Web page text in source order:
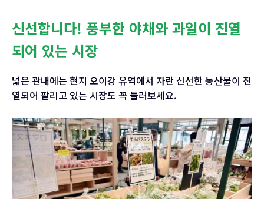
신선합니다! 풍부한 야채와 과일이 진열
되어 있는 시장
넓은 관내에는 현지 오이강 유역에서 자란 신선한 농산물이 진
열되어 팔리고 있는 시장도 꼭 들러보세요.